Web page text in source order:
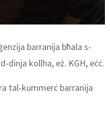
barranija bħala s-
dinja kollha, eż. KGH, eċċ.
tal-kummerċ barranija